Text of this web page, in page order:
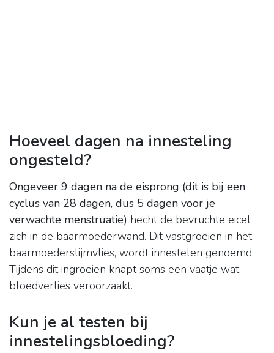
Hoeveel dagen na innesteling
ongesteld?
Ongeveer 9 dagen na de eisprong (dit is bij een
cyclus van 28 dagen, dus 5 dagen voor je
verwachte menstruatie) hecht de bevruchte eicel
zich in de baarmoederwand. Dit vastgroeien in het
baarmoederslijmvlies, wordt innestelen genoemd.
Tijdens dit ingroeien knapt soms een vaatje wat
bloedverlies veroorzaakt.
Kun je al testen bij
innestelingsbloeding?